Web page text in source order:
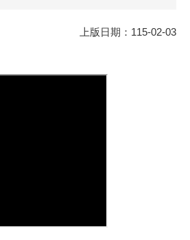
上版日期：115-02-03